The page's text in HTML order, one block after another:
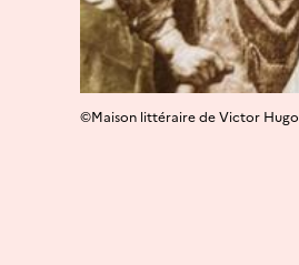
©Maison littéraire de Victor Hugo